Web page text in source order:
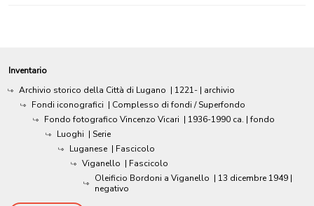
Inventario
Archivio storico della Città di Lugano | 1221- | archivio
Fondi iconografici | Complesso di fondi / Superfondo
Fondo fotografico Vincenzo Vicari | 1936-1990 ca. | fondo
Luoghi | Serie
Luganese | Fascicolo
Viganello | Fascicolo
Oleificio Bordoni a Viganello | 13 dicembre 1949 |
negativo